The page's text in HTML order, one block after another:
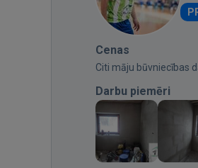
Cenas
Citi māju būvniecības
Darbu piemēri